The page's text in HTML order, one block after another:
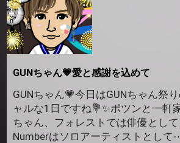
GUNちゃん💗愛と感謝を込めて
GUNちゃん💗今日はGUNちゃん祭
ャルな1日ですね💐✨️ポツンと一軒
ちゃん、フォレストでは俳優とし
Numberはソロアーティストとし